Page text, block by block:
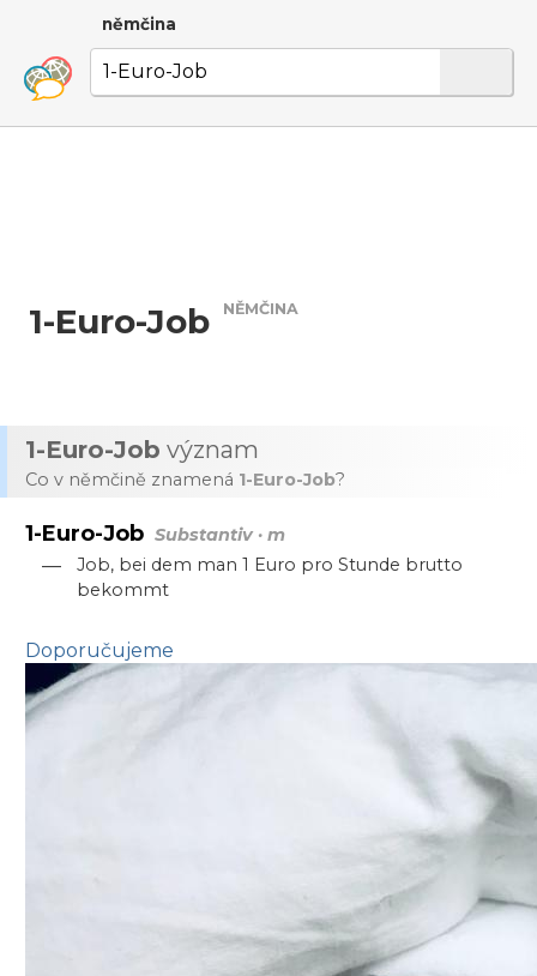
němčina
1-Euro-Job NĚMČINA
1-Euro-Job význam
Co v němčině znamená 1-Euro-Job?
1-Euro-Job Substantiv · m
—
Job, bei dem man 1 Euro pro Stunde brutto
bekommt
Doporučujeme